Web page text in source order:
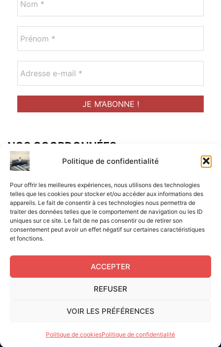
Politique de confidentialité
Pour offrir les meilleures expériences, nous utilisons des technologies
telles que les cookies pour stocker et/ou accéder aux informations des
appareils. Le fait de consentir à ces technologies nous permettra de
traiter des données telles que le comportement de navigation ou les ID
uniques sur ce site. Le fait de ne pas consentir ou de retirer son
consentement peut avoir un effet négatif sur certaines caractéristiques
et fonctions.
ACCEPTER
REFUSER
VOIR LES PRÉFÉRENCES
Politique de cookiesPolitique de confidentialité
NOS COORDONNÉES
Adresse postal :
ALCF
34 Rue René Brunen
33950 LEGE CAP-FERRET
Mail :
contact@aperitif-litteraire-cap-ferret.fr
Edité par L'Apéritif Littéraire du Cap-Ferret © 2024
par Serge Gouvernel